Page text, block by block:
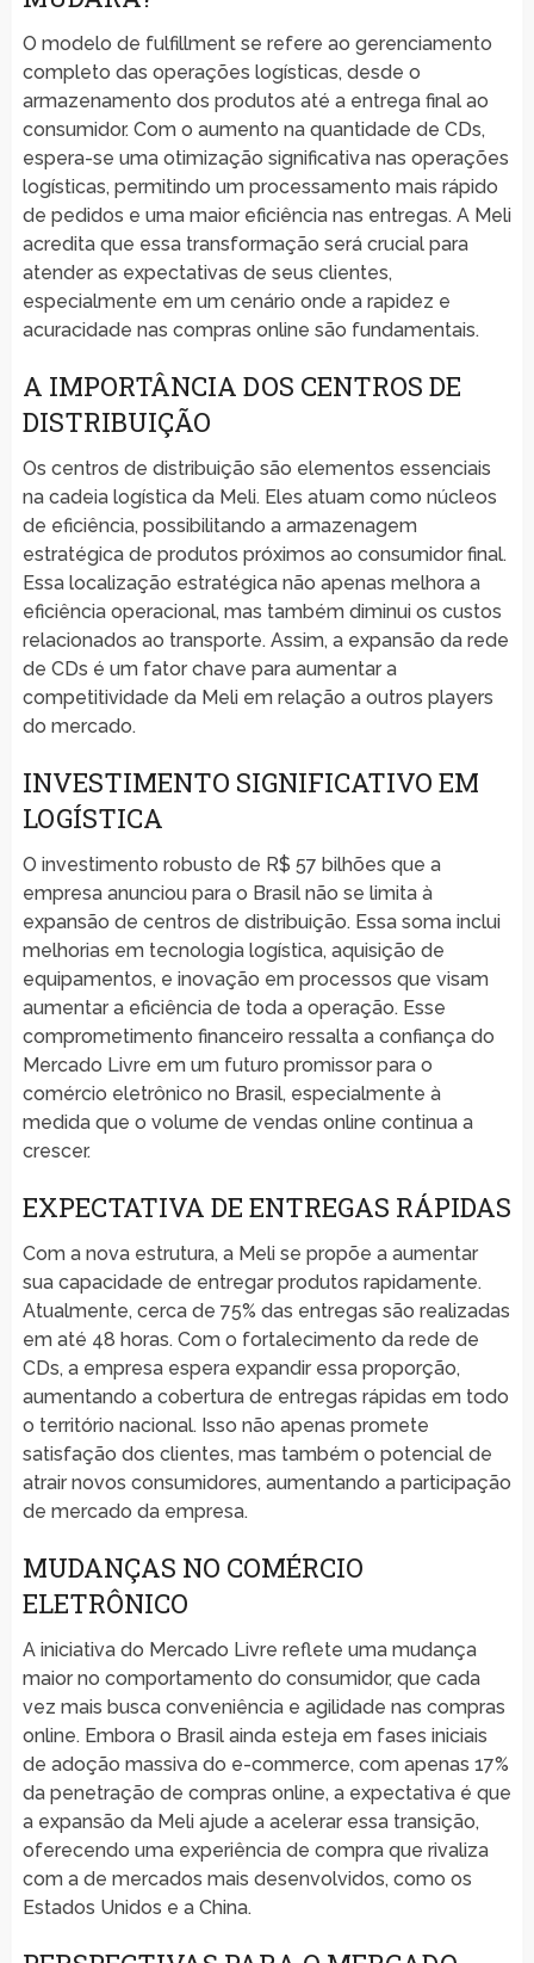
O modelo de fulfillment se refere ao gerenciamento
completo das operações logísticas, desde o
armazenamento dos produtos até a entrega final ao
consumidor. Com o aumento na quantidade de CDs,
espera-se uma otimização significativa nas operações
logísticas, permitindo um processamento mais rápido
de pedidos e uma maior eficiência nas entregas. A Meli
acredita que essa transformação será crucial para
atender as expectativas de seus clientes,
especialmente em um cenário onde a rapidez e
acuracidade nas compras online são fundamentais.
A IMPORTÂNCIA DOS CENTROS DE
DISTRIBUIÇÃO
Os centros de distribuição são elementos essenciais
na cadeia logística da Meli. Eles atuam como núcleos
de eficiência, possibilitando a armazenagem
estratégica de produtos próximos ao consumidor final.
Essa localização estratégica não apenas melhora a
eficiência operacional, mas também diminui os custos
relacionados ao transporte. Assim, a expansão da rede
de CDs é um fator chave para aumentar a
competitividade da Meli em relação a outros players
do mercado.
INVESTIMENTO SIGNIFICATIVO EM
LOGÍSTICA
O investimento robusto de R$ 57 bilhões que a
empresa anunciou para o Brasil não se limita à
expansão de centros de distribuição. Essa soma inclui
melhorias em tecnologia logística, aquisição de
equipamentos, e inovação em processos que visam
aumentar a eficiência de toda a operação. Esse
comprometimento financeiro ressalta a confiança do
Mercado Livre em um futuro promissor para o
comércio eletrônico no Brasil, especialmente à
medida que o volume de vendas online continua a
crescer.
EXPECTATIVA DE ENTREGAS RÁPIDAS
Com a nova estrutura, a Meli se propõe a aumentar
sua capacidade de entregar produtos rapidamente.
Atualmente, cerca de 75% das entregas são realizadas
em até 48 horas. Com o fortalecimento da rede de
CDs, a empresa espera expandir essa proporção,
aumentando a cobertura de entregas rápidas em todo
o território nacional. Isso não apenas promete
satisfação dos clientes, mas também o potencial de
atrair novos consumidores, aumentando a participação
de mercado da empresa.
MUDANÇAS NO COMÉRCIO
ELETRÔNICO
A iniciativa do Mercado Livre reflete uma mudança
maior no comportamento do consumidor, que cada
vez mais busca conveniência e agilidade nas compras
online. Embora o Brasil ainda esteja em fases iniciais
de adoção massiva do e-commerce, com apenas 17%
da penetração de compras online, a expectativa é que
a expansão da Meli ajude a acelerar essa transição,
oferecendo uma experiência de compra que rivaliza
com a de mercados mais desenvolvidos, como os
Estados Unidos e a China.